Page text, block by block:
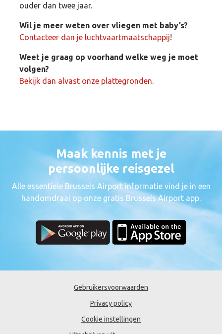
ouder dan twee jaar.
Wil je meer weten over vliegen met baby’s?
Contacteer dan je luchtvaartmaatschappij!
Weet je graag op voorhand welke weg je moet
volgen?
Bekijk dan alvast onze plattegronden.
Maak kennis met je
persoonlijke reisgezel
Alle essentiële Brussels Airport informatie vind je in een
handomdraai op onze gratis Brussels Airport app.